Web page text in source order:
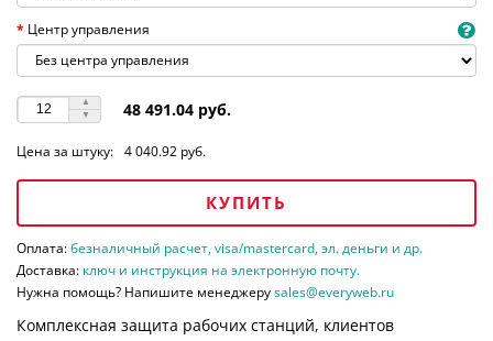
Центр управления
48 491.04 руб.
Цена за штуку: 4 040.92 руб.
КУПИТЬ
Оплата:безналичный расчет, visa/mastercard, эл. деньги и др.
Доставка: ключ и инструкция на электронную почту.
Нужна помощь? Напишите менеджеруsales@everyweb.ru
Комплексная защита рабочих станций, клиентов